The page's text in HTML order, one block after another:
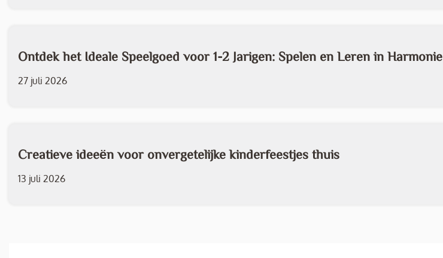
Ontdek het Ideale Speelgoed voor 1-2 Jarigen: Spelen en Leren in Harmonie
27 juli 2026
Creatieve ideeën voor onvergetelijke kinderfeestjes thuis
13 juli 2026